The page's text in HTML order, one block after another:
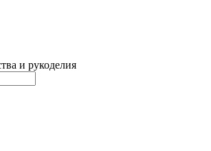
и рукоделия